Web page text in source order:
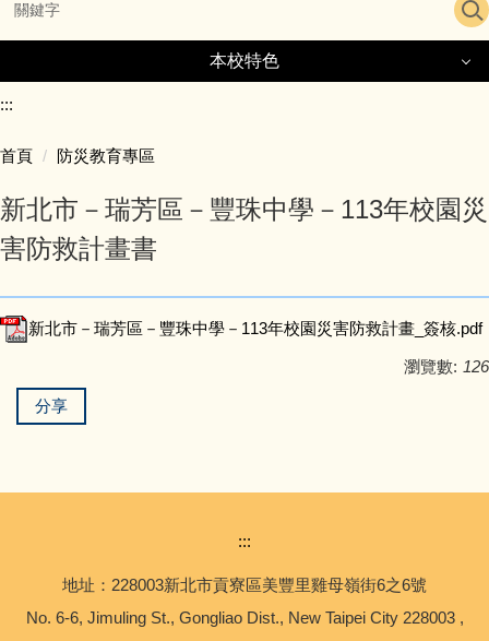
本校特色
處室人員簡介
教學活動專區
家庭教育專區
人事專區
:::
首頁 防災教育專區
新北市－瑞芳區－豐珠中學－113年校園災
害防救計畫書
新北市－瑞芳區－豐珠中學－113年校園災害防救計畫_簽核.pdf
瀏覽數: 126
分享
:::
地址：228003新北市貢寮區美豐里雞母嶺街6之6號
No. 6-6, Jimuling St., Gongliao Dist., New Taipei City 228003 ,